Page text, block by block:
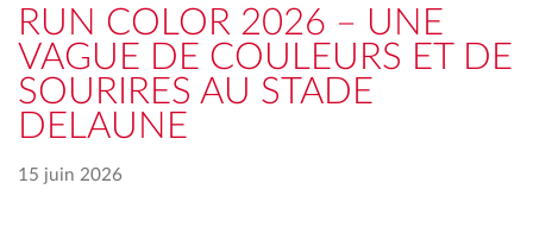
RUN COLOR 2026 – UNE
VAGUE DE COULEURS ET DE
SOURIRES AU STADE
DELAUNE
15 juin 2026